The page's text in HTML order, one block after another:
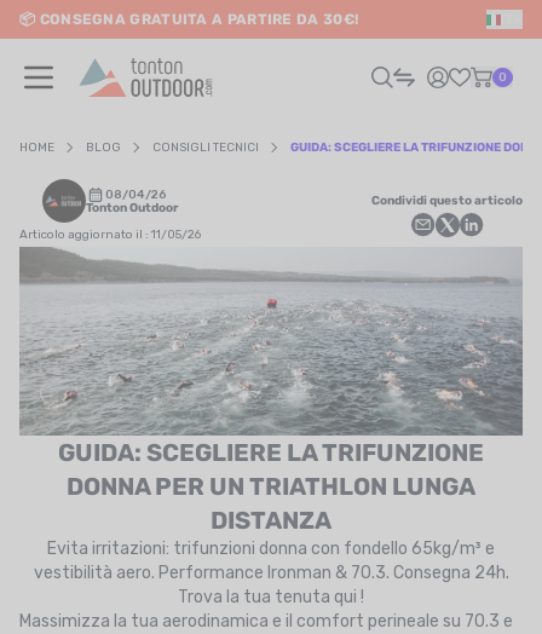
content
📦 CONSEGNA GRATUITA A PARTIRE DA 30€!
0
/ CORSA
/ VIAGGIO
/ NUOTO
HOME BLOG CONSIGLI TECNICI GUIDA: SCEGLIERE LA TRIFUNZIONE
08/04/26
Tonton Outdoor
Articolo aggiornato il : 11/05/26
Condividi questo articolo
GUIDA: SCEGLIERE LA TRIFUNZIONE
DONNA PER UN TRIATHLON LUNGA
DISTANZA
Evita irritazioni: trifunzioni donna con fondello 65kg/m³ e
vestibilità aero. Performance Ironman & 70.3. Consegna 24h.
Trova la tua tenuta qui !
Massimizza la tua aerodinamica e il comfort perineale su 70.3 e